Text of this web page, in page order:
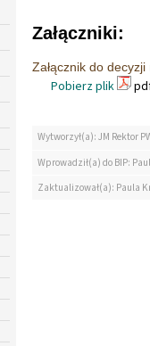
Załączniki:
Załącznik do
Pobierz plik
Wytworzył(a): JM Rektor
Wprowadził(a) do BIP:
Zaktualizował(a): Paula